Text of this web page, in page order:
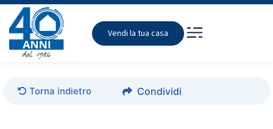
Vendi la tua casa
Torna indietro Condividi